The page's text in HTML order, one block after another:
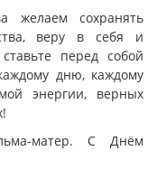
желаем сохранять
веру в себя и
перед собой
дню, каждому
энергии, верных
матер. С Днём